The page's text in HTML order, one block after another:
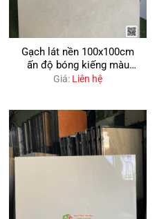
Gạch lát nền 100x100cm
ấn độ bóng kiếng màu
kem
Giá: Liên hệ